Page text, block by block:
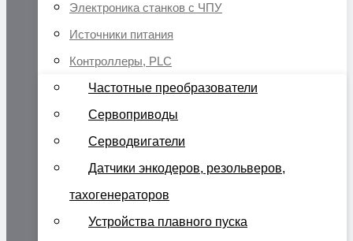
Электроника станков с ЧПУ
Источники питания
Контроллеры, PLC
Частотные преобразователи
Сервоприводы
Серводвигатели
Датчики энкодеров, резольверов,
тахогенераторов
Устройства плавного пуска